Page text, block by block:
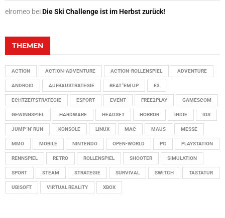
elromeo beiDie Ski Challenge ist im Herbst zurück!
THEMEN
ACTION ACTION-ADVENTURE ACTION-ROLLENSPIEL ADVENTURE
ANDROID AUFBAUSTRATEGIE BEAT 'EM UP E3
ECHTZEITSTRATEGIE ESPORT EVENT FREE2PLAY GAMESCOM
GEWINNSPIEL HARDWARE HEADSET HORROR INDIE IOS
JUMP 'N' RUN KONSOLE LINUX MAC MAUS MESSE
MMO MOBILE NINTENDO OPEN-WORLD PC PLAYSTATION
RENNSPIEL RETRO ROLLENSPIEL SHOOTER SIMULATION
SPORT STEAM STRATEGIE SURVIVAL SWITCH TASTATUR
UBISOFT VIRTUAL REALITY XBOX